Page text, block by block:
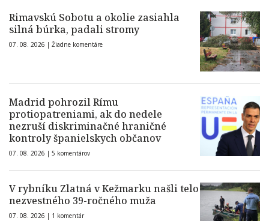
Rimavskú Sobotu a okolie zasiahla
silná búrka, padali stromy
07. 08. 2026 | Žiadne komentáre
Madrid pohrozil Rímu
protiopatreniami, ak do nedele
nezruší diskriminačné hraničné
kontroly španielskych občanov
07. 08. 2026 | 5 komentárov
V rybníku Zlatná v Kežmarku našli telo
nezvestného 39-ročného muža
07. 08. 2026 | 1 komentár